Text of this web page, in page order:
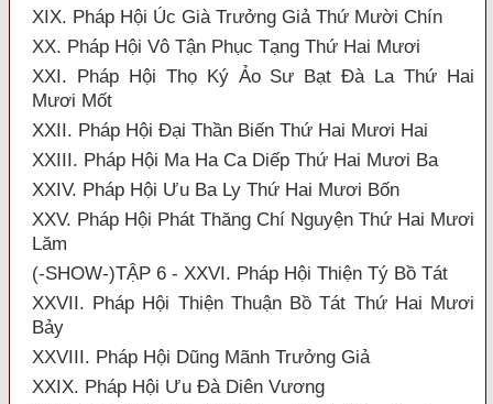
XIX. Pháp Hội Úc Già Trưởng Giả Thứ Mười Chín
XX. Pháp Hội Vô Tận Phục Tạng Thứ Hai Mươi
XXI. Pháp Hội Thọ Ký Ảo Sư Bạt Đà La Thứ Hai
Mươi Mốt
XXII. Pháp Hội Đại Thần Biến Thứ Hai Mươi Hai
XXIII. Pháp Hội Ma Ha Ca Diếp Thứ Hai Mươi Ba
XXIV. Pháp Hội Ưu Ba Ly Thứ Hai Mươi Bốn
XXV. Pháp Hội Phát Thăng Chí Nguyện Thứ Hai Mươi
Lăm
(-SHOW-)TẬP 6 - XXVI. Pháp Hội Thiện Tý Bồ Tát
XXVII. Pháp Hội Thiện Thuận Bồ Tát Thứ Hai Mươi
Bảy
XXVIII. Pháp Hội Dũng Mãnh Trưởng Giả
XXIX. Pháp Hội Ưu Đà Diên Vương